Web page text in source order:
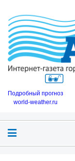
Подробный прогноз
world-weather.ru